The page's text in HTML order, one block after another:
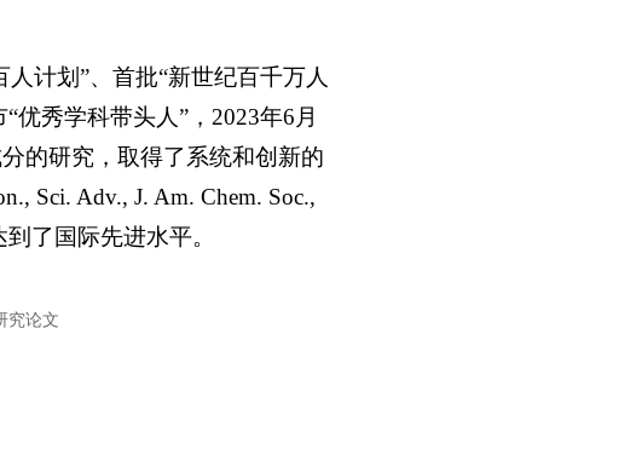
计划”、首批“新世纪百千万人
优秀学科带头人”，2023年6月
的研究，取得了系统和创新的
Sci. Adv., J. Am. Chem. Soc.,
了国际先进水平。
究论文